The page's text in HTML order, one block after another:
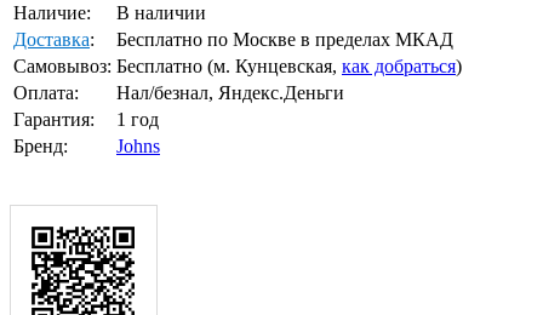
Наличие:
В наличии
Доставка:
Бесплатно по Москве в пределах МКАД
Самовывоз: Бесплатно (м. Кунцевская, как добраться)
Оплата:
Нал/безнал, Яндекс.Деньги
Гарантия:
1 год
Бренд:
Johns